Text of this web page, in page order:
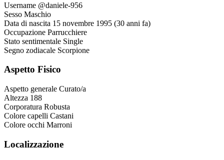
Username @daniele-956
Sesso Maschio
Data di nascita 15 novembre 1995 (30 anni fa)
Occupazione Parrucchiere
Stato sentimentale Single
Segno zodiacale Scorpione
Aspetto Fisico
Aspetto generale Curato/a
Altezza 188
Corporatura Robusta
Colore capelli Castani
Colore occhi Marroni
Localizzazione